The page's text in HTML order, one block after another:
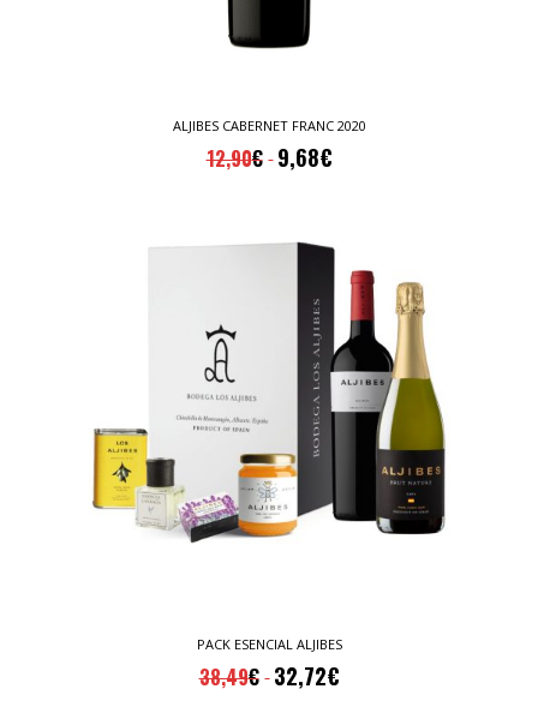
ALJIBES CABERNET FRANC 2020
12,90€ 9,68€
PACK ESENCIAL ALJIBES
38,49€ 32,72€